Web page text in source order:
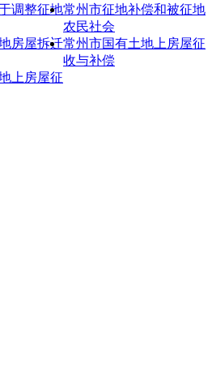
调整征地常州市征地补偿和被征地
农民社会
房屋拆迁常州市国有土地上房屋征
收与补偿
上房屋征